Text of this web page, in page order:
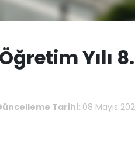
Yılı
Tarihi: 08 Mayıs